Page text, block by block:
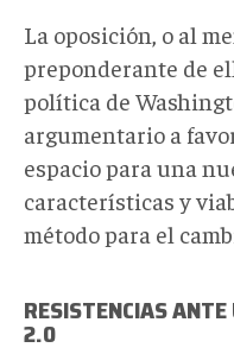
La oposición, o al
preponderante de
política de
argumentario a
espacio para una
características y
método para el
RESISTENCIAS
2.0